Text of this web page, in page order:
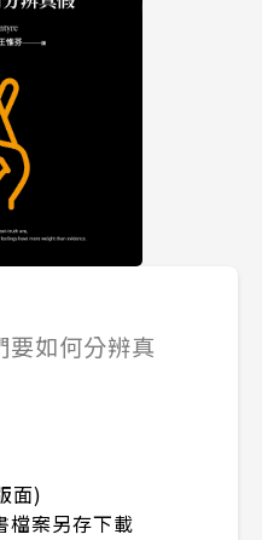
要如何分辨真
面)
檔案另存下載